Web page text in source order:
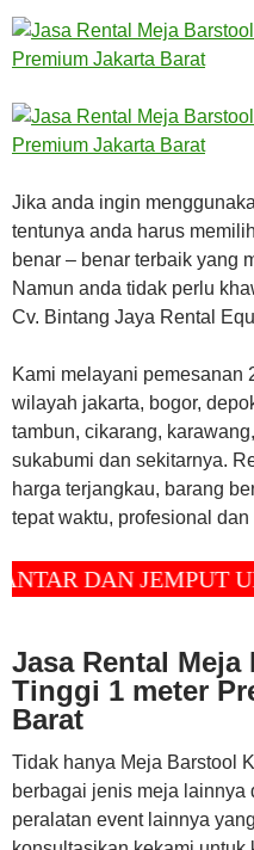
Jika anda ingin
tentunya anda harus
benar – benar terbaik yang
Namun anda tidak perlu
Cv. Bintang Jaya Rental
Kami melayani pemesanan
wilayah jakarta, bogor,
tambun, cikarang,
sukabumi dan sekitarnya.
harga terjangkau, barang
tepat waktu, profesional
JEMPUT
Jasa Rental
Tinggi 1 meter
Barat
Tidak hanya Meja Barstool
berbagai jenis meja lainnya
peralatan event lainnya